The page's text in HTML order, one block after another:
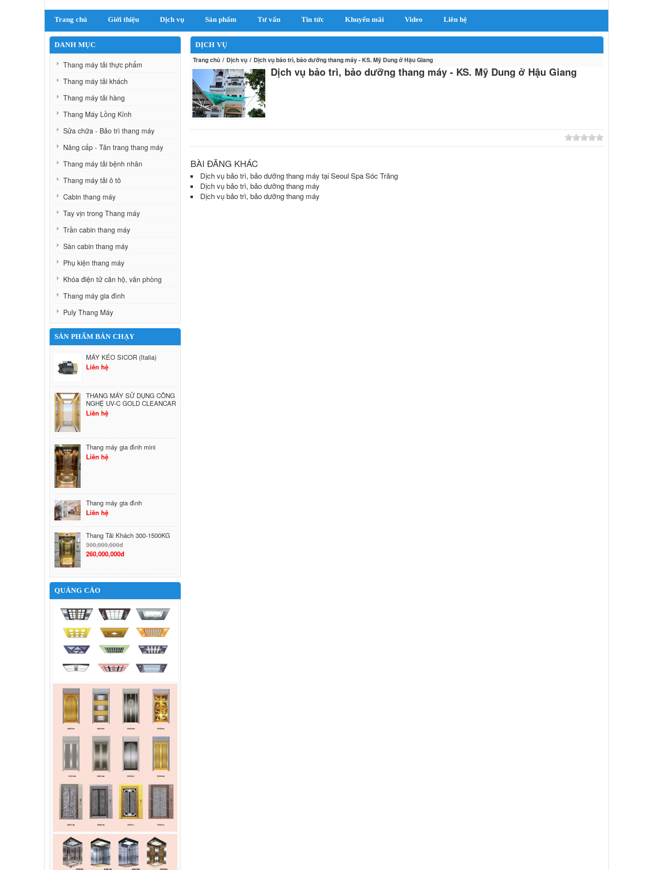
Trang chủ Giới thiệu Dịch vụ Sản phẩm Tư vấn Tin tức Khuyến mãi Video Liên hệ
DỊCH VỤ
Trang chủ Dịch vụ Dịch vụ bảo trì, bảo dưỡng thang máy - KS. Mỹ Dung ở Hậu Giang
Dịch vụ bảo trì, bảo dưỡng thang máy - KS. Mỹ Dung ở Hậu Giang
BÀI ĐĂNG KHÁC
Dịch vụ bảo trì, bảo dưỡng thang máy tại Seoul Spa Sóc Trăng
Dịch vụ bảo trì, bảo dưỡng thang máy
Dịch vụ bảo trì, bảo dưỡng thang máy
DANH MỤC
Thang máy tải thực phẩm
Thang máy tải khách
Thang máy tải hàng
Thang Máy Lồng Kính
Sửa chữa - Bảo trì thang máy
Nâng cấp - Tân trang thang máy
Thang máy tải bệnh nhân
Thang máy tải ô tô
Cabin thang máy
Tay vịn trong Thang máy
Trần cabin thang máy
Sàn cabin thang máy
Phụ kiện thang máy
Khóa điện tử căn hộ, văn phòng
Thang máy gia đình
Puly Thang Máy
SẢN PHẨM BÁN CHẠY
MÁY KÉO SICOR (Italia)
Liên hệ
THANG MÁY SỬ DỤNG CÔNG
NGHỆ UV-C GOLD CLEANCAR
Liên hệ
Thang máy gia đình mini
Liên hệ
Thang máy gia đình
Liên hệ
Thang Tải Khách 300-1500KG
300,000,000đ
260,000,000đ
QUẢNG CÁO